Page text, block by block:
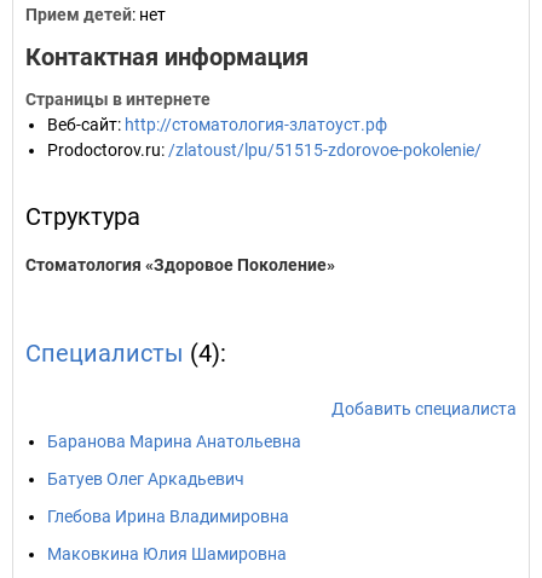
Прием детей: нет
Контактная информация
Страницы в интернете
Веб-сайт: http://стоматология-златоуст.рф
Prodoctorov.ru: /zlatoust/lpu/51515-zdorovoe-pokolenie/
Структура
Стоматология «Здоровое Поколение»
Специалисты (4):
Добавить специалиста
Баранова Марина Анатольевна
Батуев Олег Аркадьевич
Глебова Ирина Владимировна
Маковкина Юлия Шамировна